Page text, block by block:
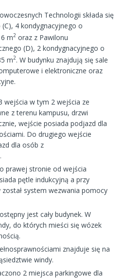
Technologii składa się
4 kondygnacyjnego o
m2 oraz z Pawilonu
(D), 2 kondygnacyjnego o
m2. W budynku znajdują się sale
i elektroniczne oraz
wejścia w tym 2 wejścia ze
z terenu kampusu, drzwi
wejście posiada podjazd dla
Do drugiego wejście
dla osób z
prawej stronie od wejścia
pętle indukcyjną a przy
system wezwania pomocy
jest cały budynek. W
do których mieści się wózek
znajduje się na
windy.
2 miejsca parkingowe dla